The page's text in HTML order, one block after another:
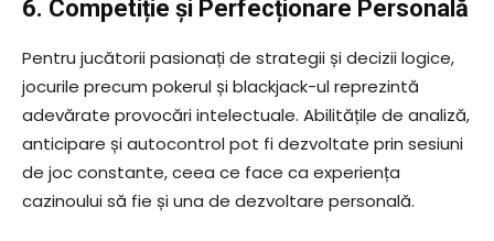
6. Competiție și Perfecționare Personală
Pentru jucătorii pasionați de strategii și decizii logice,
jocurile precum pokerul și blackjack-ul reprezintă
adevărate provocări intelectuale. Abilitățile de analiză,
anticipare și autocontrol pot fi dezvoltate prin sesiuni
de joc constante, ceea ce face ca experiența
cazinoului să fie și una de dezvoltare personală.